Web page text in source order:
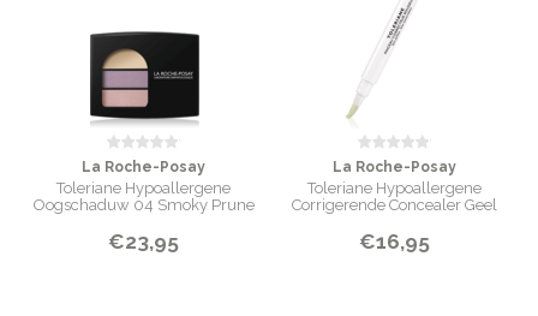
La Roche-Posay
Toleriane Hypoallergene
Oogschaduw 04 Smoky Prune
€23,95
La Roche-Posay
Toleriane Hypoallergene
Corrigerende Concealer Geel
€16,95